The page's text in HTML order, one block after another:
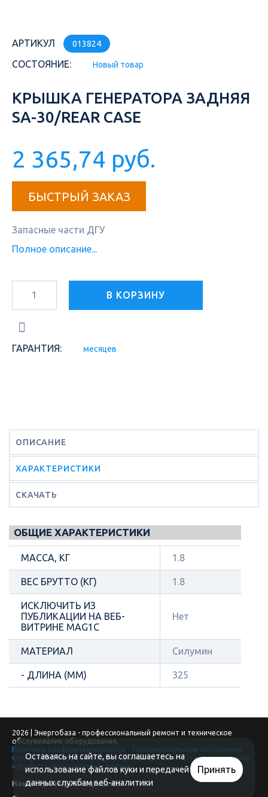
АРТИКУЛ 013824
СОСТОЯНИЕ: Новый товар
КРЫШКА ГЕНЕРАТОРА ЗАДНЯЯ
SA-30/REAR CASE
2 365,74 руб.
БЫСТРЫЙ ЗАКАЗ
Запасные части ДГУ
Полное описание...
В КОРЗИНУ
ГАРАНТИЯ: месяцев
ОПИСАНИЕ
ХАРАКТЕРИСТИКИ
СКАЧАТЬ
ОБЩИЕ ХАРАКТЕРИСТИКИ
МАССА, КГ 1.8
ВЕС БРУТТО (КГ) 1.8
ИСКЛЮЧИТЬ ИЗ
ПУБЛИКАЦИИ НА ВЕБ-
ВИТРИНЕ MAG1C
Нет
МАТЕРИАЛ Силумин
- ДЛИНА (ММ) 325
2026 | Энергобаза - профессиональный ремонт и техническое
обслуживание оборудования.
Политика Конфиденциальности
Пользовательское соглашение
Согласие на обработку персональных данных
Отзыв согласия на
обработку персональных данных
Наши страницы в соц. сетях:
Оставаясь на сайте, вы соглашаетесь на
использование файлов куки и передачей
данных службам веб-аналитики
Принять